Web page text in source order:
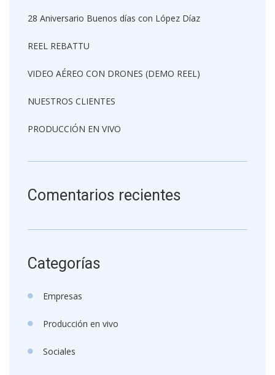
28 Aniversario Buenos días con López Díaz
REEL REBATTU
VIDEO AÉREO CON DRONES (DEMO REEL)
NUESTROS CLIENTES
PRODUCCIÓN EN VIVO
Comentarios recientes
Categorías
Empresas
Producción en vivo
Sociales